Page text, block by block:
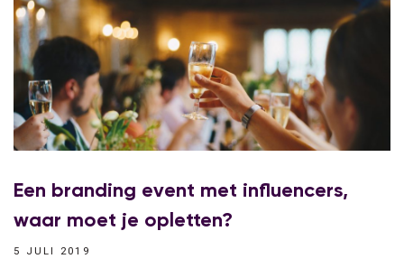
Een branding event met influencers,
waar moet je opletten?
5 JULI 2019